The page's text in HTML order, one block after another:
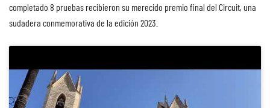
completado 8 pruebas recibieron su merecido premio final del Circuit, una
sudadera conmemorativa de la edición 2023.